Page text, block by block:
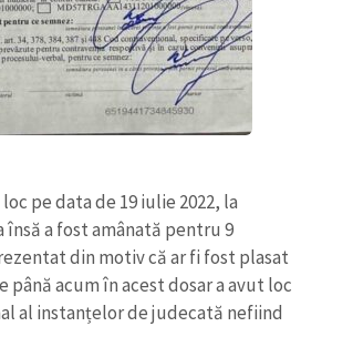
pe data de 19 iulie 2022, la
a fost amânată pentru 9
din motiv că ar fi fost plasat
acum în acest dosar a avut loc
al instanțelor de judecată nefiind